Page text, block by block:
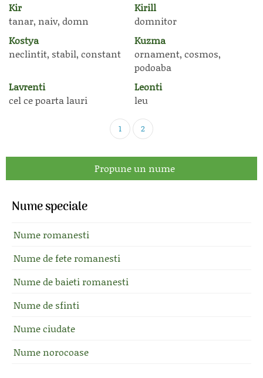
Kir
tanar, naiv, domn
Kirill
domnitor
Kostya
neclintit, stabil, constant
Kuzma
ornament, cosmos,
podoaba
Lavrenti
cel ce poarta lauri
Leonti
leu
1 2
Propune un nume
Nume speciale
Nume romanesti
Nume de fete romanesti
Nume de baieti romanesti
Nume de sfinti
Nume ciudate
Nume norocoase